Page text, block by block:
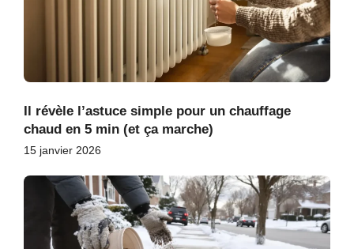
Il révèle l’astuce simple pour un chauffage
chaud en 5 min (et ça marche)
15 janvier 2026